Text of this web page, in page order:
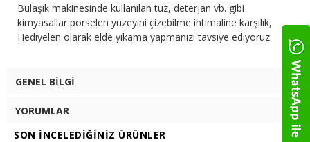
Bulaşık makinesinde kullanılan tuz, deterjan vb. gibi
kimyasallar porselen yüzeyini çizebilme ihtimaline karşılık,
Hediyelen olarak elde yıkama yapmanızı tavsiye ediyoruz.
GENEL BILGI
YORUMLAR
SON İNCELEDIĞINIZ ÜRÜNLER